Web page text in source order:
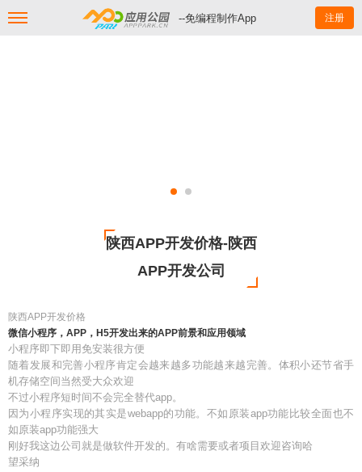
--免编程制作App 注册
陕西APP开发价格-陕西
APP开发公司
陕西APP开发价格
微信小程序，APP，H5开发出来的APP前景和应用领域
小程序即下即用免安装很方便
随着发展和完善小程序肯定会越来越多功能越来越完善。体积小还节省手
机存储空间当然受大众欢迎
不过小程序短时间不会完全替代app。
因为小程序实现的其实是webapp的功能。不如原装app功能比较全面也不
如原装app功能强大
刚好我这边公司就是做软件开发的。有啥需要或者项目欢迎咨询哈
望采纳